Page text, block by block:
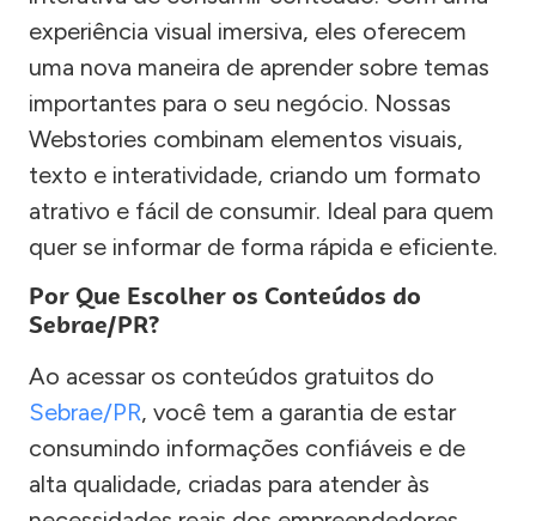
experiência visual imersiva, eles oferecem
uma nova maneira de aprender sobre temas
importantes para o seu negócio. Nossas
Webstories combinam elementos visuais,
texto e interatividade, criando um formato
atrativo e fácil de consumir. Ideal para quem
quer se informar de forma rápida e eficiente.
Por Que Escolher os Conteúdos do
Sebrae/PR?
Ao acessar os conteúdos gratuitos do
Sebrae/PR, você tem a garantia de estar
consumindo informações confiáveis e de
alta qualidade, criadas para atender às